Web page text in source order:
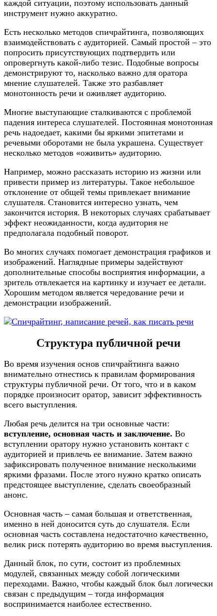
каждой ситуации, поэтому использовать данный
инструмент нужно аккуратно.
Есть несколько методов спичрайтинга, позволяющих
взаимодействовать с аудиторией. Самый простой – это
попросить присутствующих подтвердить или
опровергнуть какой-либо тезис. Подобные вопросы
демонстрируют то, насколько важно для оратора
мнение слушателей. Также это разбавляет
монотонность речи и оживляет аудиторию.
Многие выступающие сталкиваются с проблемой
падения интереса слушателей. Постоянная монотонная
речь надоедает, какими бы яркими эпитетами и
речевыми оборотами не была украшена. Существует
несколько методов «оживить» аудиторию.
Например, можно рассказать историю из жизни или
привести пример из литературы. Такое небольшое
отклонение от общей темы привлекает внимание
слушателя. Становится интересно узнать, чем
закончится история. В некоторых случаях срабатывает
эффект неожиданности, когда аудитория не
предполагала подобный поворот.
Во многих случаях помогает демонстрация графиков и
изображений. Наглядные примеры задействуют
дополнительные способы восприятия информации, а
зритель отвлекается на картинку и изучает ее детали.
Хорошим методом является чередование речи и
демонстрации изображений.
Структура публичной речи
Во время изучения основ спичрайтинга важно
внимательно отнестись к правилам формирования
структуры публичной речи. От того, что и в каком
порядке произносит оратор, зависит эффективность
всего выступления.
Любая речь делится на три основные части:
вступление, основная часть и заключение. Во
вступлении оратору нужно установить контакт с
аудиторией и привлечь ее внимание. Затем важно
зафиксировать полученное внимание несколькими
яркими фразами. После этого нужно кратко описать
предстоящее выступление, сделать своеобразный
анонс.
Основная часть – самая большая и ответственная,
именно в ней доносится суть до слушателя. Если
основная часть составлена недостаточно качественно,
велик риск потерять аудиторию во время выступления.
Данный блок, по сути, состоит из проблемных
модулей, связанных между собой логическими
переходами. Важно, чтобы каждый блок был логически
связан с предыдущим – тогда информация
воспринимается наиболее естественно.